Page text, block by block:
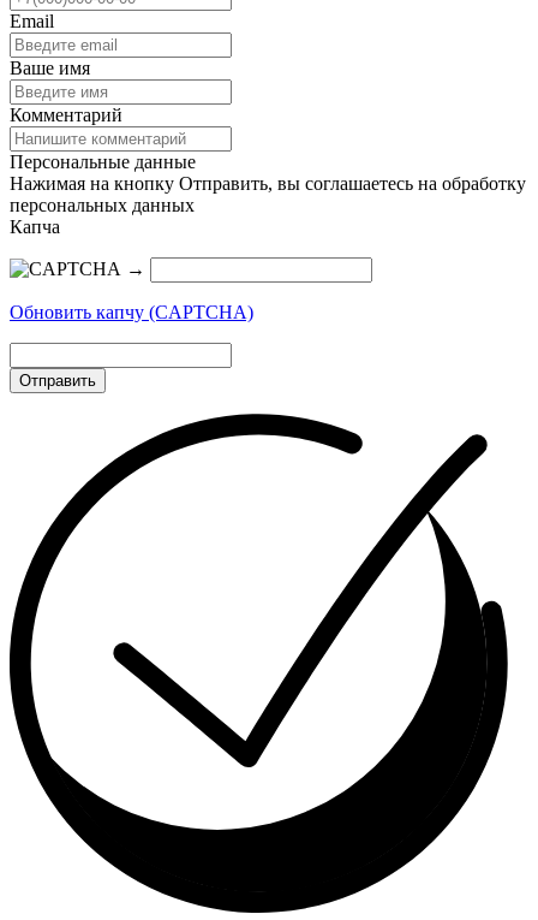
Email
Ваше имя
Комментарий
Персональные данные
Нажимая на кнопку Отправить, вы соглашаетесь на обработку
персональных данных
Капча
→
Обновить капчу (CAPTCHA)
Отправить